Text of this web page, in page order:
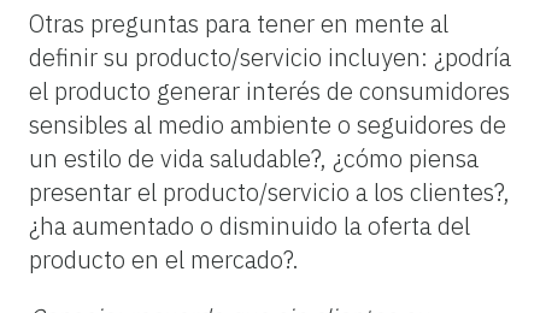
Otras preguntas para tener en mente al
definir su producto/servicio incluyen: ¿podría
el producto generar interés de consumidores
sensibles al medio ambiente o seguidores de
un estilo de vida saludable?, ¿cómo piensa
presentar el producto/servicio a los clientes?,
¿ha aumentado o disminuido la oferta del
producto en el mercado?.